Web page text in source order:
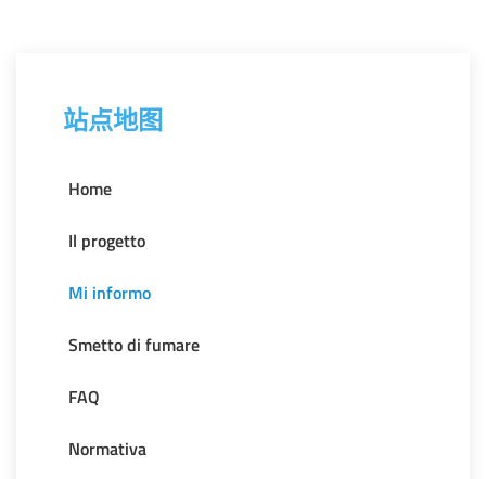
站点地图
Home
Il progetto
Mi informo
Smetto di fumare
FAQ
Normativa